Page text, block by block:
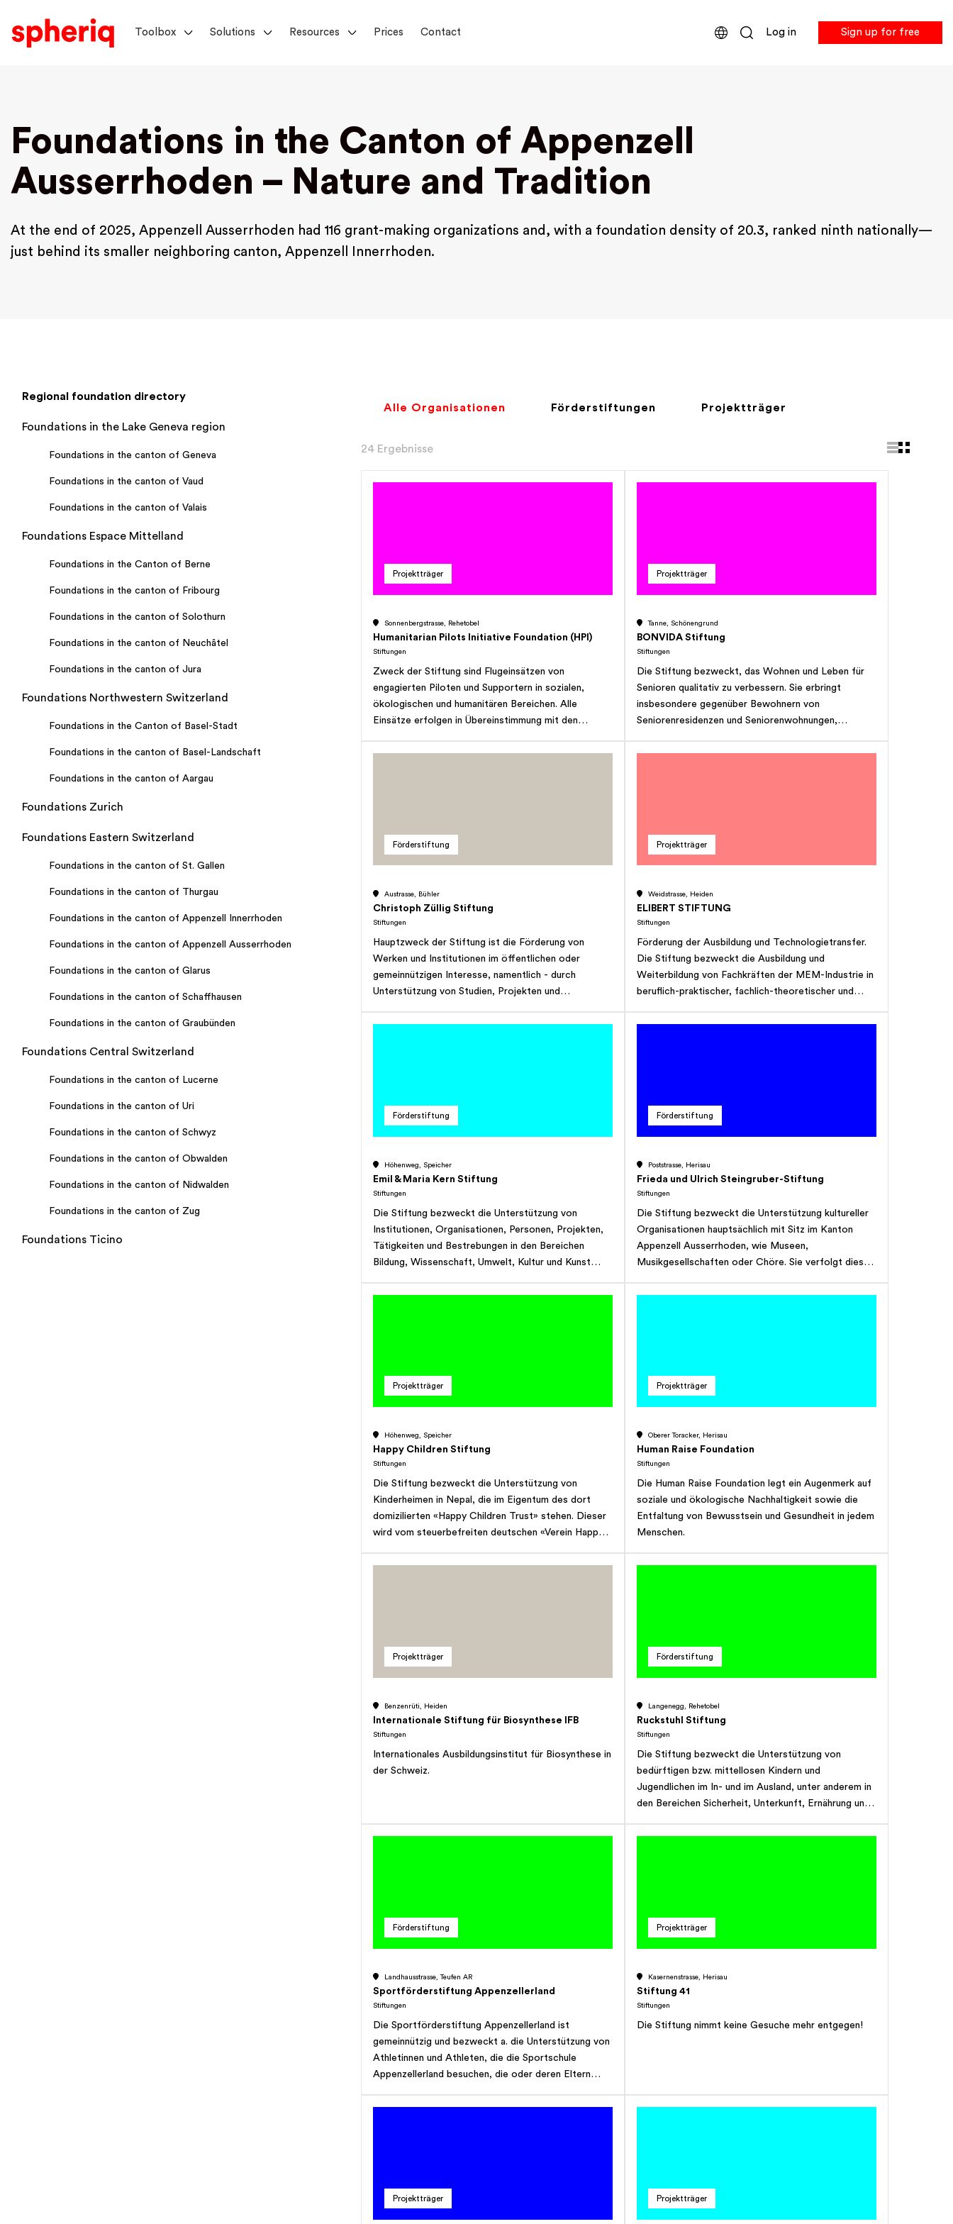
Toolbox Solutions Resources Prices Contact Log in Sign up for free
Foundations in the Canton of Appenzell
Ausserrhoden – Nature and Tradition
At the end of 2025, Appenzell Ausserrhoden had 116 grant-making organizations and, with a foundation density of 20.3, ranked ninth nationally—
just behind its smaller neighboring canton, Appenzell Innerrhoden.
Regional foundation directory
Foundations in the Lake Geneva region
Foundations in the canton of Geneva
Foundations in the canton of Vaud
Foundations in the canton of Valais
Foundations Espace Mittelland
Foundations in the Canton of Berne
Foundations in the canton of Fribourg
Foundations in the canton of Solothurn
Foundations in the canton of Neuchâtel
Foundations in the canton of Jura
Foundations Northwestern Switzerland
Foundations in the Canton of Basel-Stadt
Foundations in the canton of Basel-Landschaft
Foundations in the canton of Aargau
Foundations Zurich
Foundations Eastern Switzerland
Foundations in the canton of St. Gallen
Foundations in the canton of Thurgau
Foundations in the canton of Appenzell Innerrhoden
Foundations in the canton of Appenzell Ausserrhoden
Foundations in the canton of Glarus
Foundations in the canton of Schaffhausen
Foundations in the canton of Graubünden
Foundations Central Switzerland
Foundations in the canton of Lucerne
Foundations in the canton of Uri
Foundations in the canton of Schwyz
Foundations in the canton of Obwalden
Foundations in the canton of Nidwalden
Foundations in the canton of Zug
Foundations Ticino
Alle Organisationen Förderstiftungen Projektträger
24 Ergebnisse
Projektträger
Sonnenbergstrasse, Rehetobel
Humanitarian Pilots Initiative Foundation (HPI)
Stiftungen
Zweck der Stiftung sind Flugeinsätzen von
engagierten Piloten und Supportern in sozialen,
ökologischen und humanitären Bereichen. Alle
Einsätze erfolgen in Übereinstimmung mit den
Religion, Ethnie oder Nationalität.
Projektträger
Tanne, Schönengrund
BONVIDA Stiftung
Stiftungen
Die Stiftung bezweckt, das Wohnen und Leben für
Senioren qualitativ zu verbessern. Sie erbringt
insbesondere gegenüber Bewohnern von
Seniorenresidenzen und Seniorenwohnungen,
Verbesserung der persönlichen Lebenssituation und
bzw. in den Genuss von solchen kommen, die
bedürftig sind. Die Stiftung verfolgt keinen
kommerziellen oder gewinnorientierten Zweck. Ist
verpflichtet, ähnliche Leistungen wie die Stiftung zu
Förderstiftung
Austrasse, Bühler
Christoph Züllig Stiftung
Stiftungen
Hauptzweck der Stiftung ist die Förderung von
Werken und Institutionen im öffentlichen oder
gemeinnützigen Interesse, namentlich - durch
Unterstützung von Studien, Projekten und
die betagten Bürgern vor allem in Alters- und
insbesondere mit Stipendien, - durch Mitfinanzierung
von Schulungsprojekten in Entwicklungsländern. Die
Stiftung will als Nebenzweck Entwicklungsprojekte
für die Bevölkerung einen echten Mehrnutzen
bringen. Die Stiftung kann auch regionale Anlässe und
unterstützen. Die Stiftung hat gemeinnützigen
Charakter und verfolgt keinen Erwerbszweck.
Projektträger
Weidstrasse, Heiden
ELIBERT STIFTUNG
Stiftungen
Förderung der Ausbildung und Technologietransfer.
Die Stiftung bezweckt die Ausbildung und
Weiterbildung von Fachkräften der MEM-Industrie in
beruflich-praktischer, fachlich-theoretischer und
Ausbildungskonzepte in der MEM-Industrie, nämlich
Zustand zu leisten, verbesserte
Ausbildungskonzepte zu erarbeiten und sich selbst
und/oder ihre Mitarbeiter auf ein höheres als das
für den Berufsstand Werbung betreiben,
Ausbildungskurse durchführen oder mitfinanzieren
fördert den Technologietransfer zwischen den
Unternehmungen. Der Zweck der Stiftung ist
ausschliesslich gemeinnützig im Sinne von Art. 56 des
Bundesgesetzes über die direkten Bundessteuern
und Art. 66 Abs. 1 Bst. f StG des Steuergesetzes
Förderstiftung
Höhenweg, Speicher
Emil & Maria Kern Stiftung
Stiftungen
Die Stiftung bezweckt die Unterstützung von
Institutionen, Organisationen, Personen, Projekten,
Tätigkeiten und Bestrebungen in den Bereichen
Bildung, Wissenschaft, Umwelt, Kultur und Kunst
entfalten, die in die Bereiche des Stiftungszwecks
oder selber errichten. Die Leistungen der Stiftung
werden global erbracht und erfolgen ohne Ansehen
von Geschlecht, Rasse, Religion, Alter, politischer
Destinatäre oder Projektverantwortlichen. Die
Stiftung verfolgt weder direkt noch indirekt
Sie verfolgt keine Selbsthilfezwecke und ist
ausschliesslich gemeinnützig tätig.
Förderstiftung
Poststrasse, Herisau
Frieda und Ulrich Steingruber-Stiftung
Stiftungen
Die Stiftung bezweckt die Unterstützung kultureller
Organisationen hauptsächlich mit Sitz im Kanton
Appenzell Ausserrhoden, wie Museen,
Musikgesellschaften oder Chöre. Sie verfolgt diesen
Organisationen einmalige oder wiederkehrende
Projektträger
Höhenweg, Speicher
Happy Children Stiftung
Stiftungen
Die Stiftung bezweckt die Unterstützung von
Kinderheimen in Nepal, die im Eigentum des dort
domizilierten «Happy Children Trust» stehen. Dieser
wird vom steuerbefreiten deutschen «Verein Happy
organisatorisch getragen. Die Stiftung nimmt die
und Kindersklaven ein menschenwürdiges Leben
ermöglicht werden. Primäres Ziel ist es, dass die
Kinder in den Kinderheimen des Trusts in Würde und
starken Persönlichkeiten heranwachsen können.
Durch konsequente Grundschulung und spätere
Zukunftsperspektiven zu einem erfüllten,
unterstützen oder selbst errichten. Die Stiftung
Projektträger
Oberer Toracker, Herisau
Human Raise Foundation
Stiftungen
Die Human Raise Foundation legt ein Augenmerk auf
soziale und ökologische Nachhaltigkeit sowie die
Entfaltung von Bewusstsein und Gesundheit in jedem
Menschen.
Projektträger
Benzenrüti, Heiden
Internationale Stiftung für Biosynthese IFB
Stiftungen
Internationales Ausbildungsinstitut für Biosynthese in
der Schweiz.
Förderstiftung
Langenegg, Rehetobel
Ruckstuhl Stiftung
Stiftungen
Die Stiftung bezweckt die Unterstützung von
bedürftigen bzw. mittellosen Kindern und
Jugendlichen im In- und im Ausland, unter anderem in
den Bereichen Sicherheit, Unterkunft, Ernährung und
welche unternehmerisches Handeln sowie Hilfe zur
unterstützt werden, welche gezielte Angebote zur
Verbesserung der Bildung, Nahrungssicherheit
(Landwirtschaftsprojekte), Sicherheit und
Verbesserung der Lebenssituation von Kindern und
Jugendlichen beitragen.Ferner kann die Stiftung
Ressourcen fördern oder die Umwelt schützen,
Förderstiftung
Landhausstrasse, Teufen AR
Sportförderstiftung Appenzellerland
Stiftungen
Die Sportförderstiftung Appenzellerland ist
gemeinnützig und bezweckt a. die Unterstützung von
Athletinnen und Athleten, die die Sportschule
Appenzellerland besuchen, die oder deren Eltern
für den Sport aufzubringen und in der Regel an einer
erfolgen, b. die Unterstützung von Athletinnen und
Athleten, insbesondere auch ehemaliger
Absolventinnen und Absolventen der Sportschule,
Projektträger
Kasernenstrasse, Herisau
Stiftung 41
Stiftungen
Die Stiftung nimmt keine Gesuche mehr entgegen!
Projektträger Projektträger